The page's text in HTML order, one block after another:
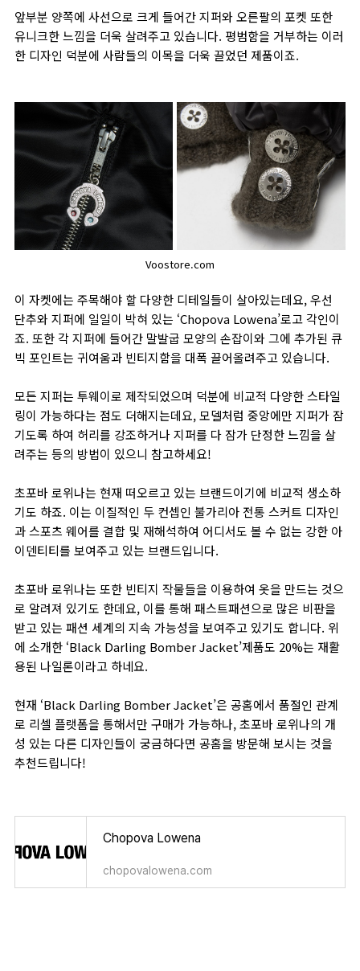
앞부분 양쪽에 사선으로 크게 들어간 지퍼와 오른팔의 포켓 또한
유니크한 느낌을 더욱 살려주고 있습니다. 평범함을 거부하는 이러
한 디자인 덕분에 사람들의 이목을 더욱 끌었던 제품이죠.
Voostore.com
이 자켓에는 주목해야 할 다양한 디테일들이 살아있는데요, 우선
단추와 지퍼에 일일이 박혀 있는 ‘Chopova Lowena’로고 각인이
죠. 또한 각 지퍼에 들어간 말발굽 모양의 손잡이와 그에 추가된 큐
빅 포인트는 귀여움과 빈티지함을 대폭 끌어올려주고 있습니다.
모든 지퍼는 투웨이로 제작되었으며 덕분에 비교적 다양한 스타일
링이 가능하다는 점도 더해지는데요, 모델처럼 중앙에만 지퍼가 잠
기도록 하여 허리를 강조하거나 지퍼를 다 잠가 단정한 느낌을 살
려주는 등의 방법이 있으니 참고하세요!
초포바 로위나는 현재 떠오르고 있는 브랜드이기에 비교적 생소하
기도 하죠. 이는 이질적인 두 컨셉인 불가리아 전통 스커트 디자인
과 스포츠 웨어를 결합 및 재해석하여 어디서도 볼 수 없는 강한 아
이덴티티를 보여주고 있는 브랜드입니다.
초포바 로위나는 또한 빈티지 작물들을 이용하여 옷을 만드는 것으
로 알려져 있기도 한데요, 이를 통해 패스트패션으로 많은 비판을
받고 있는 패션 세계의 지속 가능성을 보여주고 있기도 합니다. 위
에 소개한 ‘Black Darling Bomber Jacket’제품도 20%는 재활
용된 나일론이라고 하네요.
현재 ‘Black Darling Bomber Jacket’은 공홈에서 품절인 관계
로 리셀 플랫폼을 통해서만 구매가 가능하나, 초포바 로위나의 개
성 있는 다른 디자인들이 궁금하다면 공홈을 방문해 보시는 것을
추천드립니다!
Chopova Lowena
chopovalowena.com